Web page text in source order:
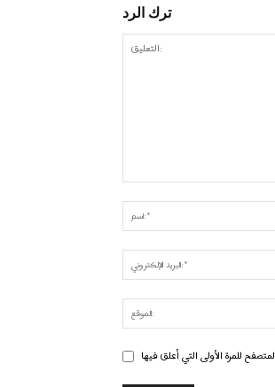
ترك الرد